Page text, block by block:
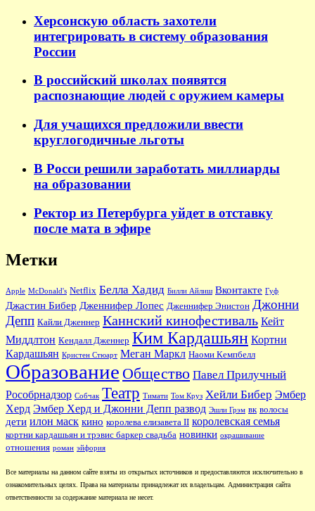
Херсонскую область захотели
интегрировать в систему образования
России
В российский школах появятся
распознающие людей с оружием камеры
Для учащихся предложили ввести
круглогодичные льготы
В Росси решили заработать миллиарды
на образовании
Ректор из Петербурга уйдет в отставку
после мата в эфире
Метки
Apple McDonald's Netflix Белла Хадид Билли Айлиш Вконтакте Гуф
Джастин Бибер Дженнифер Лопес Дженнифер Энистон Джонни
Депп Кайли Дженнер Каннский кинофестиваль Кейт
Миддлтон Кендалл Дженнер Ким Кардашьян Кортни
Кардашьян Кристен Стюарт Меган Маркл Наоми Кемпбелл
Образование Общество Павел Прилучный
Рособрнадзор Собчак Театр Тимати Том Круз Хейли Бибер Эмбер
Херд Эмбер Херд и Джонни Депп развод Эшли Грэм вк волосы
дети илон маск кино королева елизавета II королевская семья
кортни кардашьян и трэвис баркер свадьба новинки окрашивание
отношения роман эйфория
Все материалы на данном сайте взяты из открытых источников и предоставляются исключительно в
ознакомительных целях. Права на материалы принадлежат их владельцам. Администрация сайта
ответственности за содержание материала не несет.